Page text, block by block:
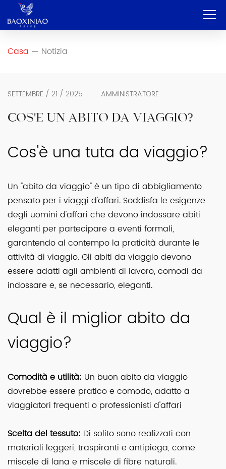
Casa — Notizia
SETTEMBRE / 21 / 2025 AMMINISTRATORE
COS'È UN ABITO DA VIAGGIO?
Cos'è una tuta da viaggio?
Un "abito da viaggio" è un tipo di abbigliamento
pensato per i viaggi d'affari. Soddisfa le esigenze
degli uomini d'affari che devono indossare abiti
eleganti per partecipare a eventi formali,
garantendo al contempo la praticità durante le
attività di viaggio. Gli abiti da viaggio devono
essere adatti agli ambienti di lavoro, comodi da
indossare e, se necessario, eleganti.
Qual è il miglior abito da
viaggio?
Comodità e utilità: Un buon abito da viaggio
dovrebbe essere pratico e comodo, adatto a
viaggiatori frequenti o professionisti d'affari
Scelta del tessuto: Di solito sono realizzati con
materiali leggeri, traspiranti e antipiega, come
miscele di lana e miscele di fibre naturali.
OEM e ODM
Servizio
Contatto
Italiano